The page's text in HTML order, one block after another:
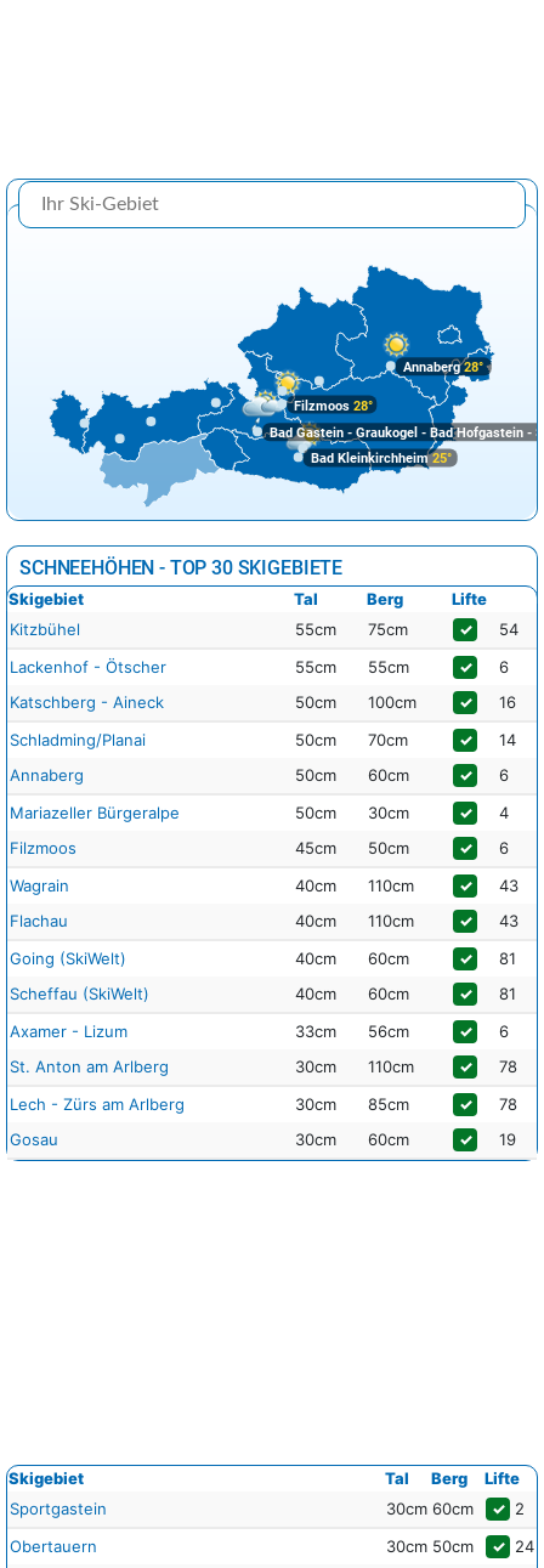
Bad Gastein - Graukogel - Bad Hofgastein -
Bad Kleinkirchheim25°
Annaberg28°
Filzmoos 28°
SCHNEEHÖHEN - TOP 30 SKIGEBIETE
Skigebiet Tal Berg
Lifte
Kitzbühel
55cm 75cm ✓
54
Lackenhof - Ötscher
55cm 55cm ✓
6
Katschberg - Aineck
50cm 100cm ✓
16
Schladming/Planai
50cm 70cm ✓
14
Annaberg
50cm 60cm ✓
6
Mariazeller Bürgeralpe
50cm 30cm ✓
4
Filzmoos
45cm 50cm ✓
6
Wagrain
40cm 110cm ✓
43
Flachau
40cm 110cm ✓
43
Going (SkiWelt)
40cm 60cm ✓
81
Scheffau (SkiWelt)
40cm 60cm ✓
81
Axamer - Lizum
33cm 56cm ✓
6
St. Anton am Arlberg
30cm 110cm ✓
78
Lech - Zürs am Arlberg
30cm 85cm ✓
78
Gosau
30cm 60cm ✓ 19
Skigebiet Tal Berg
Lifte
Sportgastein
30cm 60cm ✓ 2
Obertauern
30cm 50cm ✓ 24